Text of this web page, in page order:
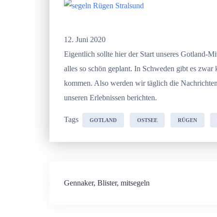
12. Juni 2020
Eigentlich sollte hier der Start unseres Gotland-
alles so schön geplant. In Schweden gibt es
kommen. Also werden wir täglich die
unseren Erlebnissen berichten.
Tags GOTLAND OSTSEE RÜGEN
Beitragsnavigation
Gennaker, Blister, mitsegeln